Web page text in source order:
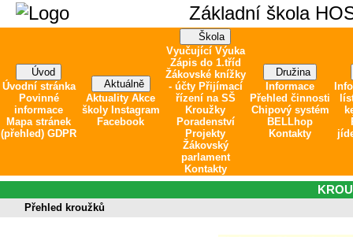
Základní škola
Úvod
Úvodní stránka
Povinné
informace
Mapa stránek
(přehled) GDPR
Aktuálně
Aktuality Akce
školy Instagram
Facebook
Škola
Vyučující Výuka
Zápis do 1.tříd
Žákovské knížky
- účty Přijímací
řízení na SŠ
Kroužky
Poradenství
Projekty
Žákovský
parlament
Kontakty
Družina
Informace
Přehled činnosti
Chipový systém
BELLhop
Kontakty
Přehled kroužků